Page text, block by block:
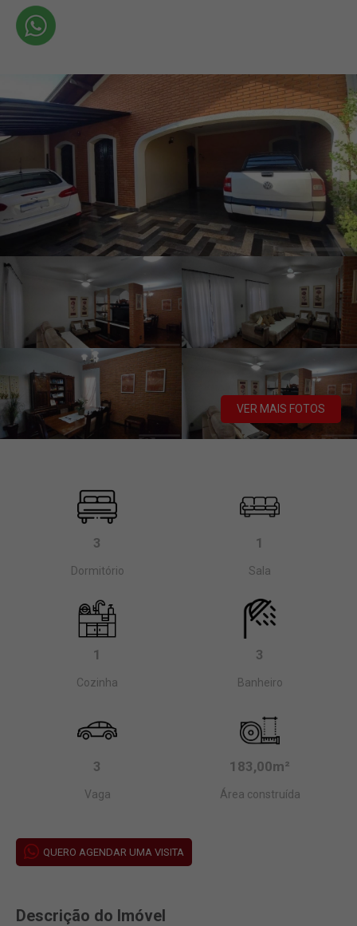
VER MAIS FOTOS
3
Dormitório
1
Sala
1
Cozinha
3
Banheiro
3
Vaga
183,00m²
Área construída
QUERO AGENDAR UMA VISITA
Descrição do Imóvel